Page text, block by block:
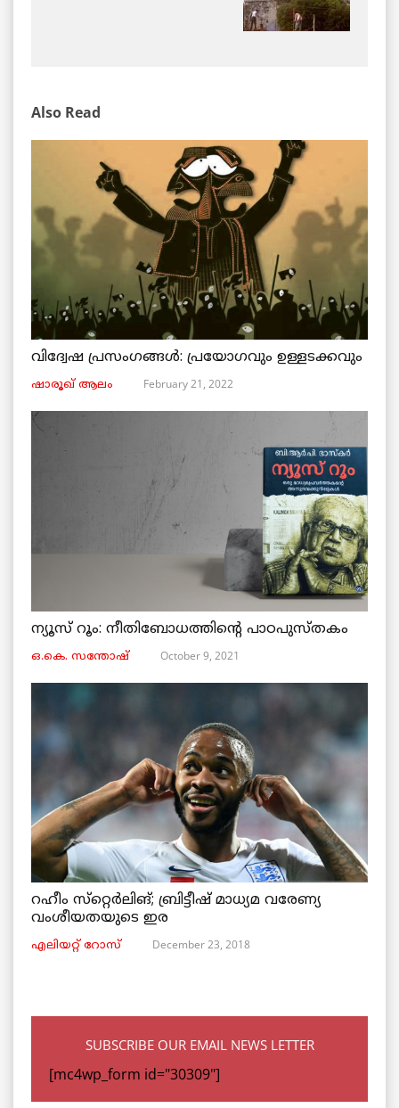
Also Read
വിദ്വേഷ പ്രസംഗങ്ങൾ: പ്രയോഗവും ഉള്ളടക്കവും
ഷാരൂഖ് ആലം February 21, 2022
ന്യൂസ് റൂം: നീതിബോധത്തിന്റെ പാഠപുസ്തകം
ഒ.കെ. സന്തോഷ് October 9, 2021
റഹീം സ്‌റ്റെര്‍ലിങ്; ബ്രിട്ടീഷ് മാധ്യമ വരേണ്യ
വംശീയതയുടെ ഇര
എലിയറ്റ് റോസ് December 23, 2018
SUBSCRIBE OUR EMAIL NEWS LETTER
[mc4wp_form id="30309"]